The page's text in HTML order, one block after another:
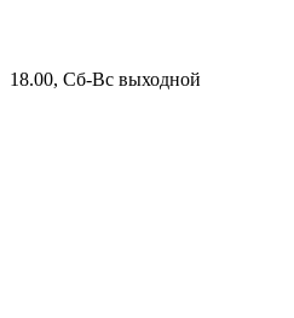
18.00, Сб-Вс выходной